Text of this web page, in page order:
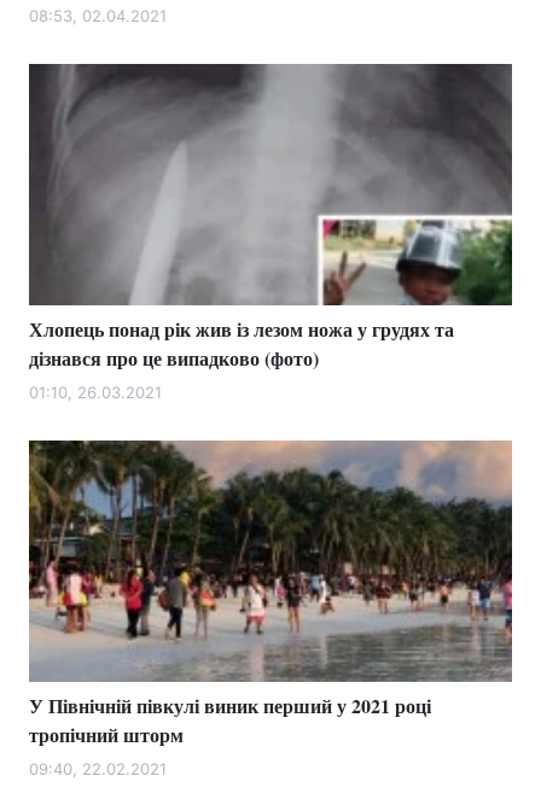
08:53, 02.04.2021
Хлопець понад рік жив із лезом ножа у грудях та
дізнався про це випадково (фото)
01:10, 26.03.2021
У Північній півкулі виник перший у 2021 році
тропічний шторм
09:40, 22.02.2021